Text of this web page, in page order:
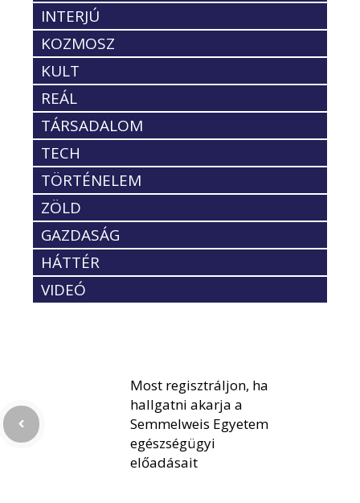
INTERJÚ
KOZMOSZ
KULT
REÁL
TÁRSADALOM
TECH
TÖRTÉNELEM
ZÖLD
GAZDASÁG
HÁTTÉR
VIDEÓ
Most regisztráljon, ha
hallgatni akarja a
Semmelweis Egyetem
egészségügyi
előadásait